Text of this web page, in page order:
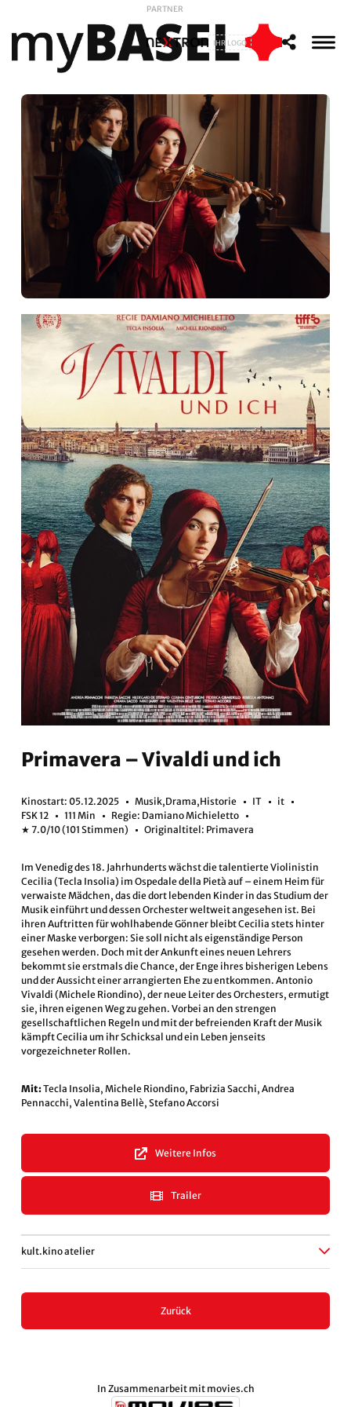
PARTNER
IHR LOGO
Primavera – Vivaldi und ich
Kinostart: 05.12.2025 Musik,Drama,Historie IT
it
FSK 12
111 Min
Regie: Damiano Michieletto
★ 7.0/10 (101 Stimmen)
Originaltitel: Primavera
Im Venedig des 18. Jahrhunderts wächst die talentierte Violinistin
Cecilia (Tecla Insolia) im Ospedale della Pietà auf – einem Heim für
verwaiste Mädchen, das die dort lebenden Kinder in das Studium der
Musik einführt und dessen Orchester weltweit angesehen ist. Bei
ihren Auftritten für wohlhabende Gönner bleibt Cecilia stets hinter
einer Maske verborgen: Sie soll nicht als eigenständige Person
gesehen werden. Doch mit der Ankunft eines neuen Lehrers
bekommt sie erstmals die Chance, der Enge ihres bisherigen Lebens
und der Aussicht einer arrangierten Ehe zu entkommen. Antonio
Vivaldi (Michele Riondino), der neue Leiter des Orchesters, ermutigt
sie, ihren eigenen Weg zu gehen. Vorbei an den strengen
gesellschaftlichen Regeln und mit der befreienden Kraft der Musik
kämpft Cecilia um ihr Schicksal und ein Leben jenseits
vorgezeichneter Rollen.
Mit:Tecla Insolia, Michele Riondino, Fabrizia Sacchi, Andrea
Pennacchi, Valentina Bellè, Stefano Accorsi
Weitere Infos
Trailer
kult.kino atelier
Zurück
In Zusammenarbeit mit movies.ch